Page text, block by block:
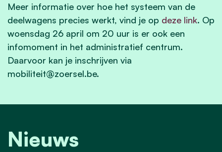
Meer informatie over hoe het systeem van de
deelwagens precies werkt, vind je op deze link. Op
woensdag 26 april om 20 uur is er ook een
infomoment in het administratief centrum.
Daarvoor kan je inschrijven via
mobiliteit@zoersel.be.
Nieuws